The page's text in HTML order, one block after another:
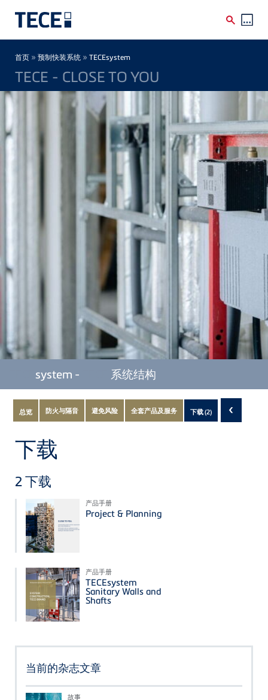
Breadcrumb
首页 » 预制快装系统 » TECEsystem
TECE - CLOSE TO YOU
system - 系统结构
Subnavigation
of
current
Product
总览 防火与隔音 避免风险 全套产品及服务 下载(2) ‹
下载
2下载
产品手册
Project & Planning
产品手册
TECEsystem
Sanitary Walls and
Shafts
当前的杂志文章
故事